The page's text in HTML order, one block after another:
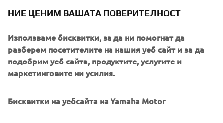
1998 YZF-R1
НИЕ ЦЕНИМ ВАШАТА ПОВЕРИТЕЛНОСТ
Използваме бисквитки, за да ни помогнат да
разберем посетителите на нашия уеб сайт и за да
подобрим уеб сайта, продуктите, услугите и
маркетинговите ни усилия.
Бисквитки на уебсайта на Yamaha Motor